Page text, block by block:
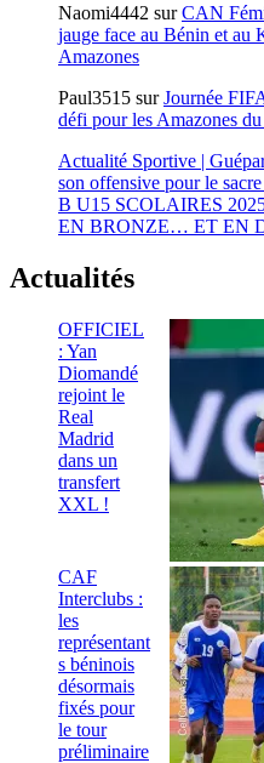
Naomi4442 surCAN
jauge face au Bénin et au
Amazones
Paul3515 surJournée
défi pour les Amazones
Actualité Sportive |
son offensive pour le
B U15 SCOLAIRES
EN BRONZE… ET EN
Actualités
OFFICIEL
: Yan
Diomandé
rejoint le
Real
Madrid
dans un
transfert
XXL !
CAF
Interclubs :
les
représentant
s béninois
désormais
fixés pour
le tour
préliminaire